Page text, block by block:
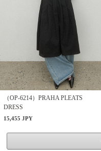
（OP-6214）PRAHA PLEATS
DRESS
15,455 JPY